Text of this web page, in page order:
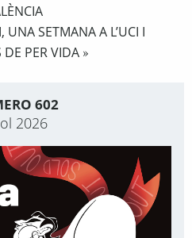
SETMANA A L’UCI I
DE PER VIDA»
602
2026